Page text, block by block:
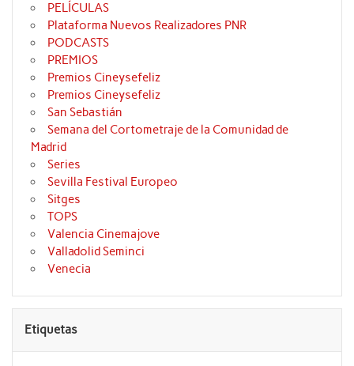
PELÍCULAS
Plataforma Nuevos Realizadores PNR
PODCASTS
PREMIOS
Premios Cineysefeliz
Premios Cineysefeliz
San Sebastián
Semana del Cortometraje de la Comunidad de
Madrid
Series
Sevilla Festival Europeo
Sitges
TOPS
Valencia Cinemajove
Valladolid Seminci
Venecia
Etiquetas